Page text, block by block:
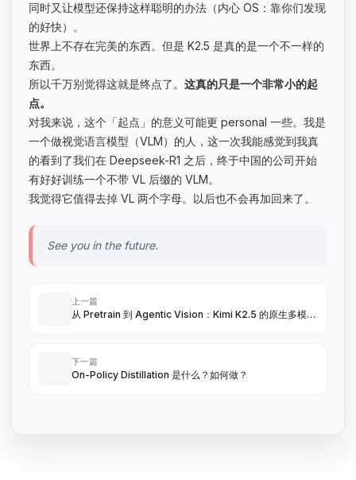
同时又让模型还保持这样聪明的办法（内心 OS：靠你们发现
的好快）。
世界上不存在完美的东西。但是 K2.5 是真的是一个不一样的
东西。
所以千万别觉得这就是终点了。 这真的只是一个非常小的起
点。
对我来说，这个「起点」的意义可能更 personal 一些。我是
一个做视觉语言模型（VLM）的人，这一次我能感觉到我真
的看到了我们在 Deepseek-R1 之后，终于中国的公司开始
有好好训练一个不带 VL 后缀的 VLM。
我觉得它值得去掉 VL 两个字母。以后也不会再加回来了。
See you in the future.
上一篇
从 Pretrain 到 Agentic Vision：Kimi K2.5 的原生多模态
下一篇
On-Policy Distillation 是什么？如何做？